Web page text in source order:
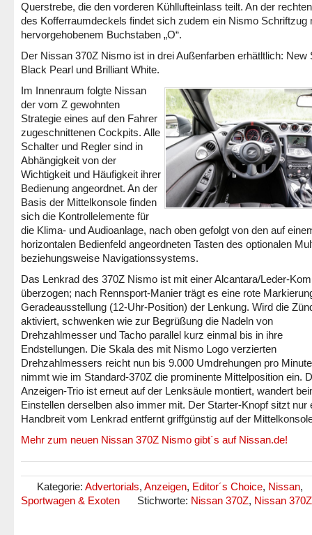
Querstrebe, die den vorderen Kühllufteinlass teilt. An der
des Kofferraumdeckels findet sich zudem ein Nismo Schriftzug
hervorgehobenem Buchstaben „O“.
Der Nissan 370Z Nismo ist in drei Außenfarben erhätltlich: New
Black Pearl und Brilliant White.
Im Innenraum folgte Nissan
der vom Z gewohnten
Strategie eines auf den Fahrer
zugeschnittenen Cockpits. Alle
Schalter und Regler sind in
Abhängigkeit von der
Wichtigkeit und Häufigkeit ihrer
Bedienung angeordnet. An der
Basis der Mittelkonsole finden
sich die Kontrollelemente für
die Klima- und Audioanlage, nach oben gefolgt von den auf
horizontalen Bedienfeld angeordneten Tasten des optionalen
beziehungsweise Navigationssystems.
Das Lenkrad des 370Z Nismo ist mit einer Alcantara/Leder-
überzogen; nach Rennsport-Manier trägt es eine rote
Geradeausstellung (12-Uhr-Position) der Lenkung. Wird die
aktiviert, schwenken wie zur Begrüßung die Nadeln von
Drehzahlmesser und Tacho parallel kurz einmal bis in ihre
Endstellungen. Die Skala des mit Nismo Logo verzierten
Drehzahlmessers reicht nun bis 9.000 Umdrehungen pro
nimmt wie im Standard-370Z die prominente Mittelposition ein.
Anzeigen-Trio ist erneut auf der Lenksäule montiert, wandert
Einstellen derselben also immer mit. Der Starter-Knopf sitzt nur
Handbreit vom Lenkrad entfernt griffgünstig auf der
Mehr zum neuen Nissan 370Z Nismo gibt´s auf Nissan.de!
Kategorie: Advertorials, Anzeigen, Editor´s Choice, Nissan,
Sportwagen & Exoten
Stichworte: Nissan 370Z, Nissan